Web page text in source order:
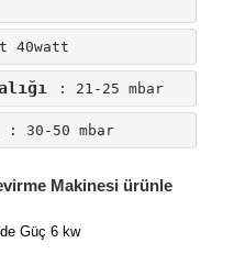
40watt
: 21-25 mbar
: 30-50 mbar
Makinesi ürünle
Güç 6 kw